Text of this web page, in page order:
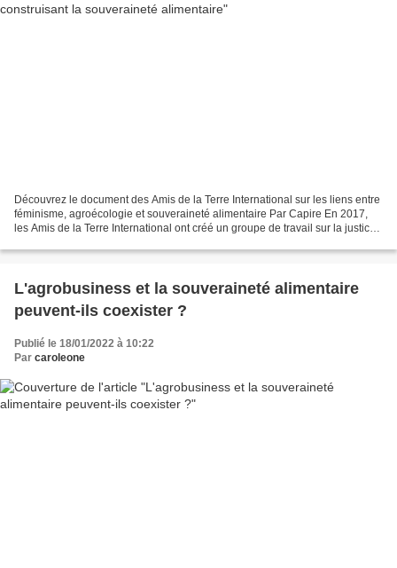
Découvrez le document des Amis de la Terre International sur les liens entre
féminisme, agroécologie et souveraineté alimentaire Par Capire En 2017,
les Amis de la Terre International ont créé un groupe de travail sur la justice
L'agrobusiness et la souveraineté alimentaire
peuvent-ils coexister ?
Publié le 18/01/2022 à 10:22
Par caroleone